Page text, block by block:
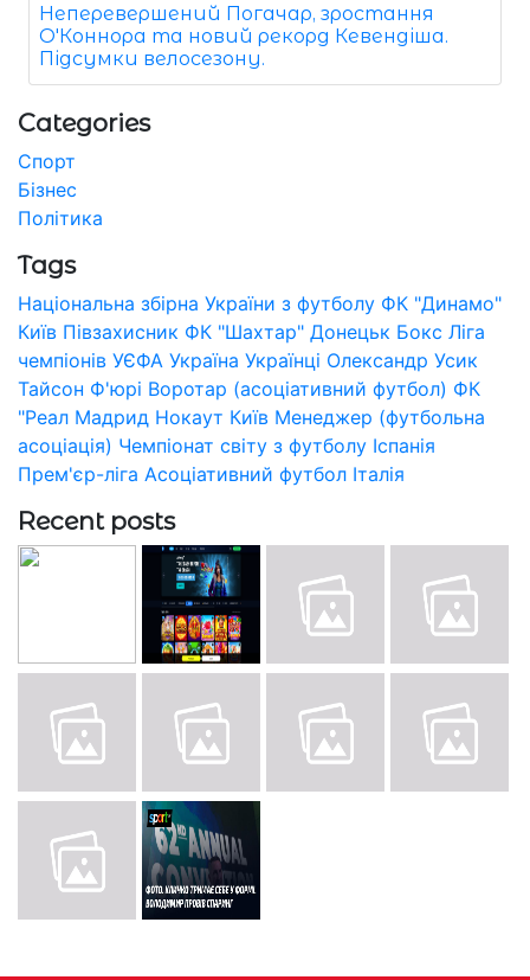
Неперевершений Погачар, зростання
О'Коннора та новий рекорд Кевендіша.
Підсумки велосезону.
Categories
Спорт
Бізнес
Політика
Tags
Національна збірна України з футболу ФК "Динамо"
Київ Півзахисник ФК "Шахтар" Донецьк Бокс Ліга
чемпіонів УЄФА Україна Українці Олександр Усик
Тайсон Ф'юрі Воротар (асоціативний футбол) ФК
"Реал Мадрид Нокаут Київ Менеджер (футбольна
асоціація) Чемпіонат світу з футболу Іспанія
Прем'єр-ліга Асоціативний футбол Італія
Recent posts